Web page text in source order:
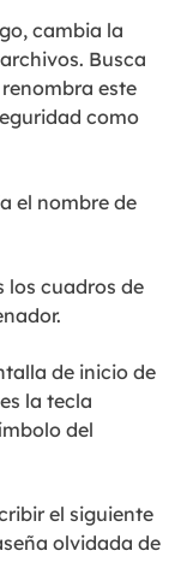
cambia la
Busca
este
como
el nombre de
los cuadros de
de inicio de
la tecla
del
el siguiente
olvidada de